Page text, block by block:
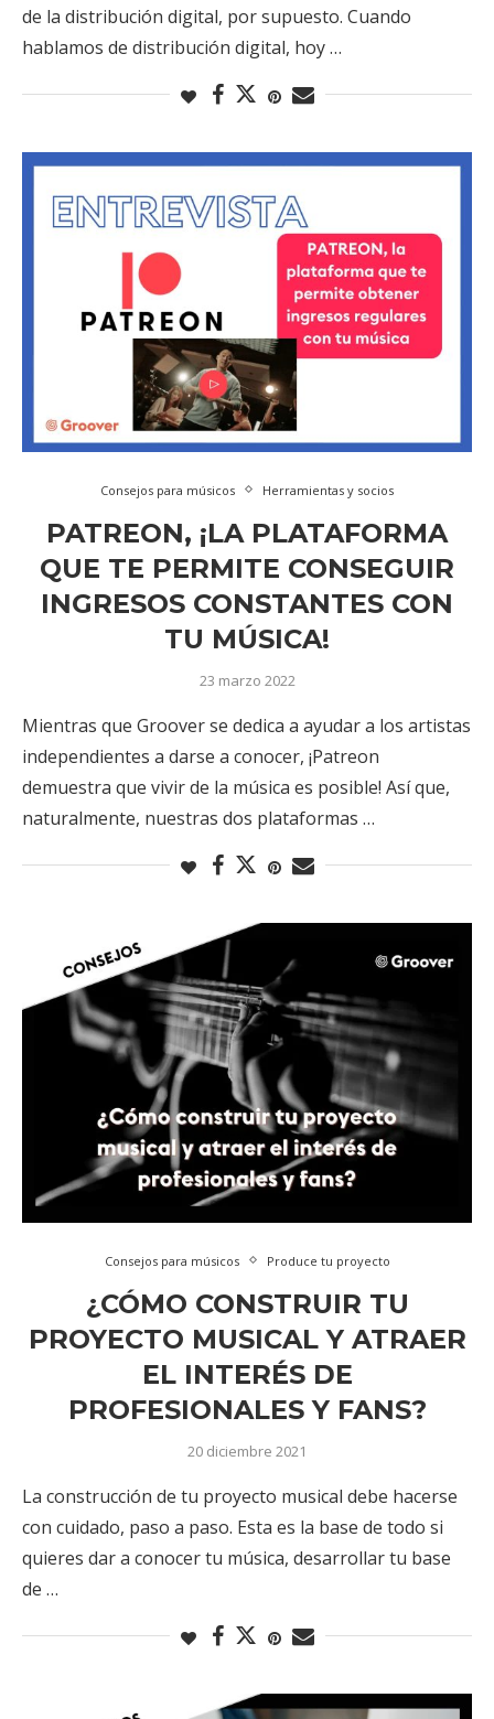
de la distribución digital, por supuesto. Cuando
hablamos de distribución digital, hoy …
Consejos para músicos Herramientas y socios
PATREON, ¡LA PLATAFORMA
QUE TE PERMITE CONSEGUIR
INGRESOS CONSTANTES CON
TU MÚSICA!
23 marzo 2022
Mientras que Groover se dedica a ayudar a los artistas
independientes a darse a conocer, ¡Patreon
demuestra que vivir de la música es posible! Así que,
naturalmente, nuestras dos plataformas …
Consejos para músicos Produce tu proyecto
¿CÓMO CONSTRUIR TU
PROYECTO MUSICAL Y ATRAER
EL INTERÉS DE
PROFESIONALES Y FANS?
20 diciembre 2021
La construcción de tu proyecto musical debe hacerse
con cuidado, paso a paso. Esta es la base de todo si
quieres dar a conocer tu música, desarrollar tu base
de …